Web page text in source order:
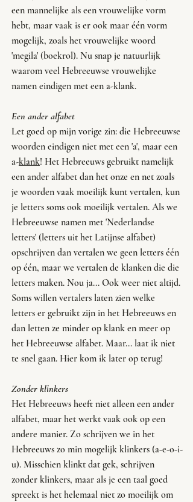
een mannelijke als een vrouwelijke vorm
hebt, maar vaak is er ook maar één vorm
mogelijk, zoals het vrouwelijke woord
'megila' (boekrol). Nu snap je natuurlijk
waarom veel Hebreeuwse vrouwelijke
namen eindigen met een a-klank.
Een ander alfabet
Let goed op mijn vorige zin: die Hebreeuwse
woorden eindigen niet met een 'a', maar een
a-klank! Het Hebreeuws gebruikt namelijk
een ander alfabet dan het onze en net zoals
je woorden vaak moeilijk kunt vertalen, kun
je letters soms ook moeilijk vertalen. Als we
Hebreeuwse namen met 'Nederlandse
letters' (letters uit het Latijnse alfabet)
opschrijven dan vertalen we geen letters één
op één, maar we vertalen de klanken die die
letters maken. Nou ja... Ook weer niet altijd.
Soms willen vertalers laten zien welke
letters er gebruikt zijn in het Hebreeuws en
dan letten ze minder op klank en meer op
het Hebreeuwse alfabet. Maar... laat ik niet
te snel gaan. Hier kom ik later op terug!
Zonder klinkers
Het Hebreeuws heeft niet alleen een ander
alfabet, maar het werkt vaak ook op een
andere manier. Zo schrijven we in het
Hebreeuws zo min mogelijk klinkers (a-e-o-i-
u). Misschien klinkt dat gek, schrijven
zonder klinkers, maar als je een taal goed
spreekt is het helemaal niet zo moeilijk om